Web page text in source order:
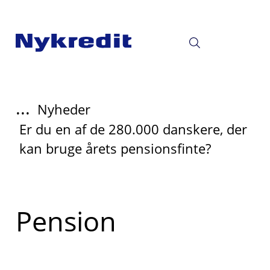
... Nyheder
Er du en af de 280.000 danskere, der
kan bruge årets pensionsfinte?
Pension